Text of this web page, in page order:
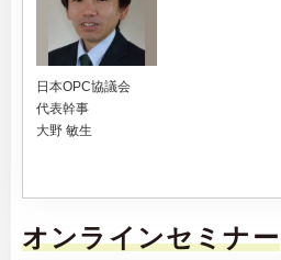
日本OPC協議会
代表幹事
大野 敏生
オンラインセミナー